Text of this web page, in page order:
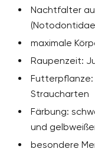
Nachtfalter
maximale
Raupenzeit:
Futterpflanze:
Straucharten
Färbung:
und
besondere